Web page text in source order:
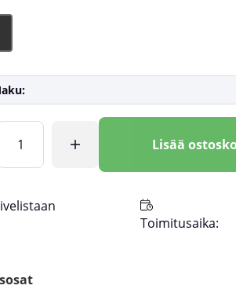
Lisää
Toimitusaika: